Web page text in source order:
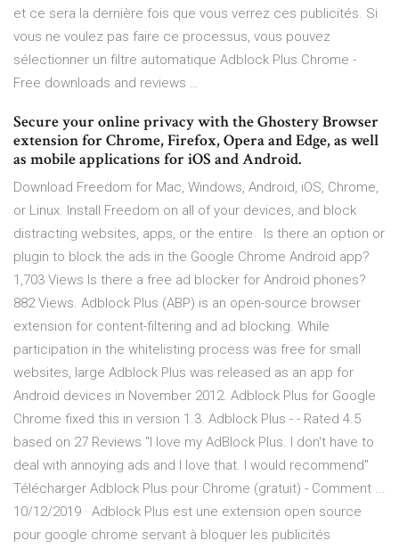
et ce sera la dernière fois que vous verrez ces publicités. Si
vous ne voulez pas faire ce processus, vous pouvez
sélectionner un filtre automatique Adblock Plus Chrome -
Free downloads and reviews …
Secure your online privacy with the Ghostery Browser
extension for Chrome, Firefox, Opera and Edge, as well
as mobile applications for iOS and Android.
Download Freedom for Mac, Windows, Android, iOS, Chrome,
or Linux. Install Freedom on all of your devices, and block
distracting websites, apps, or the entire Is there an option or
plugin to block the ads in the Google Chrome Android app?
1,703 Views Is there a free ad blocker for Android phones?
882 Views. Adblock Plus (ABP) is an open-source browser
extension for content-filtering and ad blocking. While
participation in the whitelisting process was free for small
websites, large Adblock Plus was released as an app for
Android devices in November 2012. Adblock Plus for Google
Chrome fixed this in version 1.3. Adblock Plus - - Rated 4.5
based on 27 Reviews "I love my AdBlock Plus. I don't have to
deal with annoying ads and I love that. I would recommend"
Télécharger Adblock Plus pour Chrome (gratuit) - Comment ...
10/12/2019 · Adblock Plus est une extension open source
pour google chrome servant à bloquer les publicités